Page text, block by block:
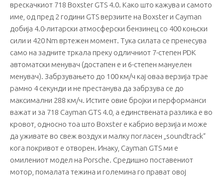
врескачкиот 718 Boxster GTS 4.0. Како што кажува и самото
име, од пред 2 години GTS верзиите на Boxster и Cayman
добија 4.0-литарски атмосферски бензинец со 400 коњски
сили и 420 Nm вртежен момент. Тука силата се пренесува
само на задните тркала преку одличниот 7-степен PDK
автоматски менувач (достапен е и 6-степен мануелен
менувач). Забрзувањето до 100 км/ч кај оваа верзија трае
рамно 4 секунди и не престанува да забрзува се до
максимални 288 км/ч. Истите овие бројки и перформанси
важат и за 718 Cayman GTS 4.0, а единствената разлика е во
кровот, односно тоа што Boxster е кабрио верзија и може
да уживате во свеж воздух и малку погласен „soundtrack“
кога покривот е отворен. Инаку, Cayman GTS ми е
омилениот модел на Porsche. Средишно поставениот
мотор, помалата тежина и големина го прават овој